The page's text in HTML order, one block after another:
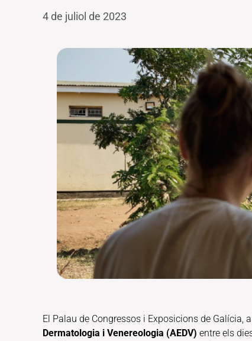
4 de juliol de 2023
El Palau de Congressos i Exposicions de Galícia,
Dermatologia i Venereologia (AEDV) entre els